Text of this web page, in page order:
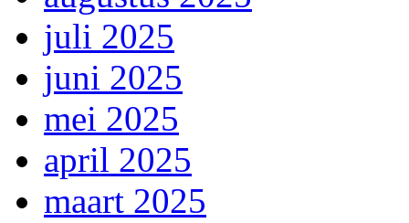
juli 2025
juni 2025
mei 2025
april 2025
maart 2025